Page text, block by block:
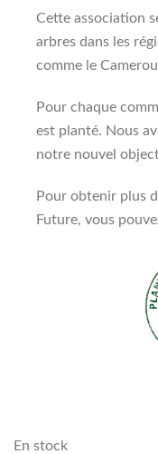
Cette association
arbres dans les
comme le
Pour chaque
est planté. Nous
notre nouvel
Pour obtenir plus
Future, vous
En stock